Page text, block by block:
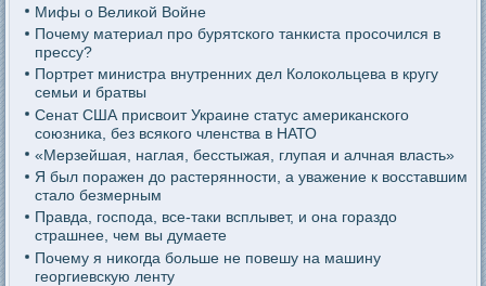
Мифы о Великой Войне
Почему материал про бурятского танкиста просочился в
прессу?
Портрет министра внутренних дел Колокольцева в кругу
семьи и братвы
Сенат США присвоит Украине статус американского
союзника, без всякого членства в НАТО
«Мерзейшая, наглая, бесстыжая, глупая и алчная власть»
Я был поражен до растерянности, а уважение к восставшим
стало безмерным
Правда, господа, все-таки всплывет, и она гораздо
страшнее, чем вы думаете
Почему я никогда больше не повешу на машину
георгиевскую ленту